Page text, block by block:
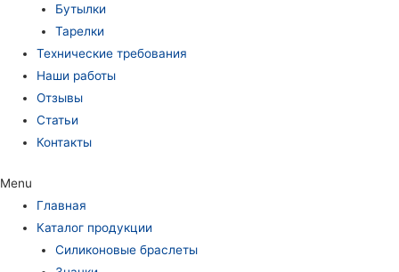
Бутылки
Тарелки
Технические требования
Наши работы
Отзывы
Статьи
Контакты
Menu
Главная
Каталог продукции
Силиконовые браслеты